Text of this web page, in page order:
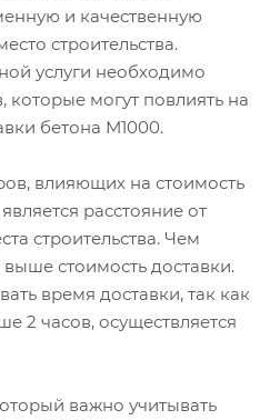
и качественную
строительства.
услуги необходимо
которые могут повлиять на
бетона М1000.
влияющих на стоимость
расстояние от
строительства. Чем
стоимость доставки.
время доставки, так как
2 часов, осуществляется
важно учитывать